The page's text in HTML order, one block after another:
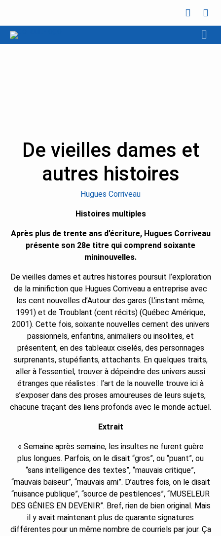
De vieilles dames et
autres histoires
Hugues Corriveau
Histoires multiples
Après plus de trente ans d’écriture, Hugues Corriveau
présente son 28e titre qui comprend soixante
mininouvelles.
De vieilles dames et autres histoires poursuit l’exploration
de la minifiction que Hugues Corriveau a entreprise avec
les cent nouvelles d’Autour des gares (L’instant même,
1991) et de Troublant (cent récits) (Québec Amérique,
2001). Cette fois, soixante nouvelles cernent des univers
passionnels, enfantins, animaliers ou insolites, et
présentent, en des tableaux ciselés, des personnages
surprenants, stupéfiants, attachants. En quelques traits,
aller à l’essentiel, trouver à dépeindre des univers aussi
étranges que réalistes : l’art de la nouvelle trouve ici à
s’exposer dans des proses amoureuses de leurs sujets,
chacune traçant des liens profonds avec le monde actuel.
Extrait
« Semaine après semaine, les insultes ne furent guère
plus longues. Parfois, on le disait “gros”, ou “puant”, ou
“sans intelligence des textes”, “mauvais critique”,
“mauvais baiseur”, “mauvais ami”. D’autres fois, on le disait
“nuisance publique”, “source de pestilences”, “MUSELEUR
DES GÉNIES EN DEVENIR”. Bref, rien de bien original. Mais
il y avait maintenant plus de quarante signatures
différentes pour un même nombre de courriels par jour. Ça